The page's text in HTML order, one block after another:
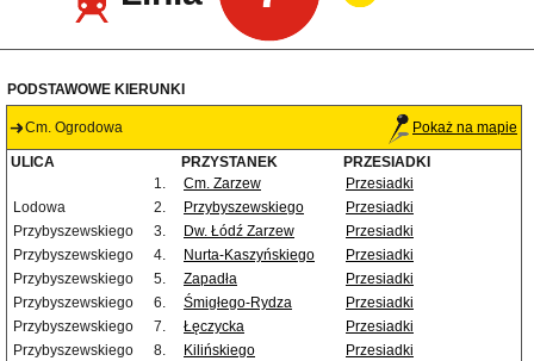
PODSTAWOWE KIERUNKI
Cm. Ogrodowa Pokaż na mapie
ULICA PRZYSTANEK
PRZESIADKI
1.
Cm. Zarzew
Przesiadki
Lodowa
2. Przybyszewskiego
Przesiadki
Przybyszewskiego
3. Dw. Łódź Zarzew
Przesiadki
Przybyszewskiego
4. Nurta-Kaszyńskiego
Przesiadki
Przybyszewskiego
5. Zapadła
Przesiadki
Przybyszewskiego
6. Śmigłego-Rydza
Przesiadki
Przybyszewskiego
7. Łęczycka
Przesiadki
Przybyszewskiego
8. Kilińskiego
Przesiadki